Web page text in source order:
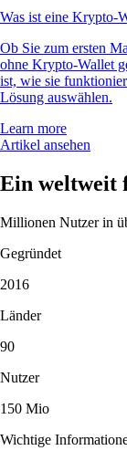
Was ist eine Krypto-
Ob Sie zum ersten
ohne Krypto-Wallet
ist, wie sie
Lösung auswählen.
Learn more
Artikel ansehen
Ein weltweit
Millionen Nutzer in
Gegründet
2016
Länder
90
Nutzer
150 Mio
Wichtige